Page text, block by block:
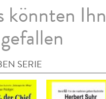
könnten
gefallen
SERIE